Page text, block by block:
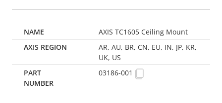
AXIS TC1605 Ceiling Mount
AR, AU, BR, CN, EU, IN, JP, KR,
UK, US
03186-001